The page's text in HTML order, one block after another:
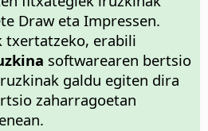
Draw eta Impressen.
txertatzeko, erabili
softwarearen bertsio
galdu egiten dira
zaharragoetan